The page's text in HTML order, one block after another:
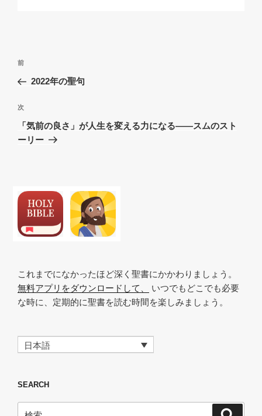
投
ナ
ビ
ゲ
ー
過
去
投
稿
前
2022年の聖句
次
の
次
「気前の良さ」が人生を変える力になる――スムのスト
ーリー
これまでになかったほど深く聖書にかかわりましょう。
無料アプリをダウンロードして、
いつでもどこでも必要
な時に、定期的に聖書を読む時間を楽しみましょう。
日本語
SEARCH